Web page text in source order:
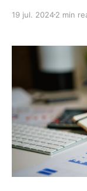
reparaciones se
organización y
19 jul. 20242 min